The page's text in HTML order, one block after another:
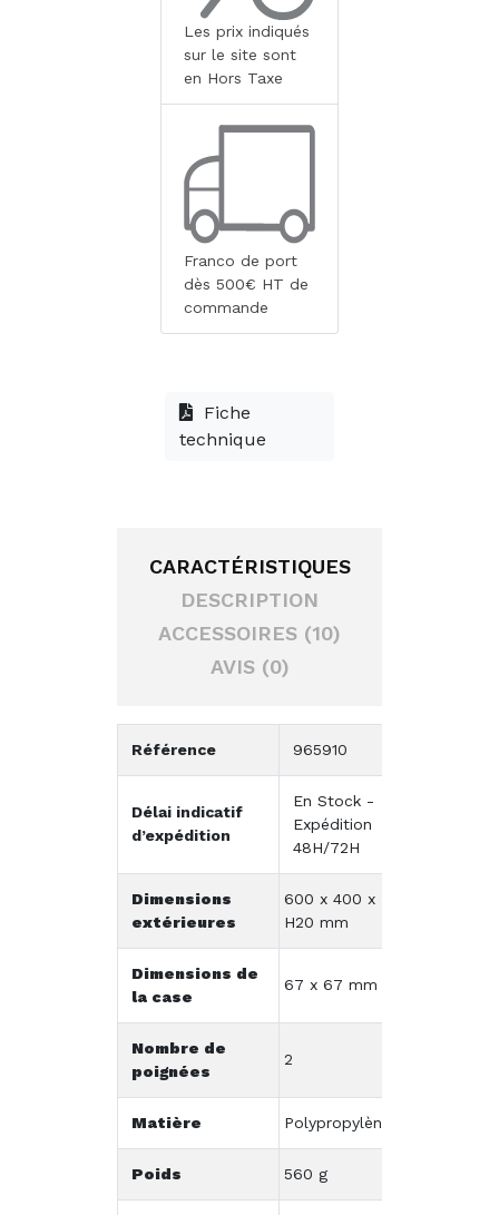
Les prix indiqués
sur le site sont
en Hors Taxe
Franco de port
dès 500€ HT de
commande
Fiche
technique
CARACTÉRISTIQUES
DESCRIPTION
ACCESSOIRES (10)
AVIS (0)
Référence 965910
Délai indicatif
d’expédition
En Stock -
Expédition
48H/72H
Dimensions
extérieures
600 x 400 x
H20 mm
Dimensions de
la case
67 x 67 mm
Nombre de
poignées
2
Matière Polypropylène
Poids 560 g